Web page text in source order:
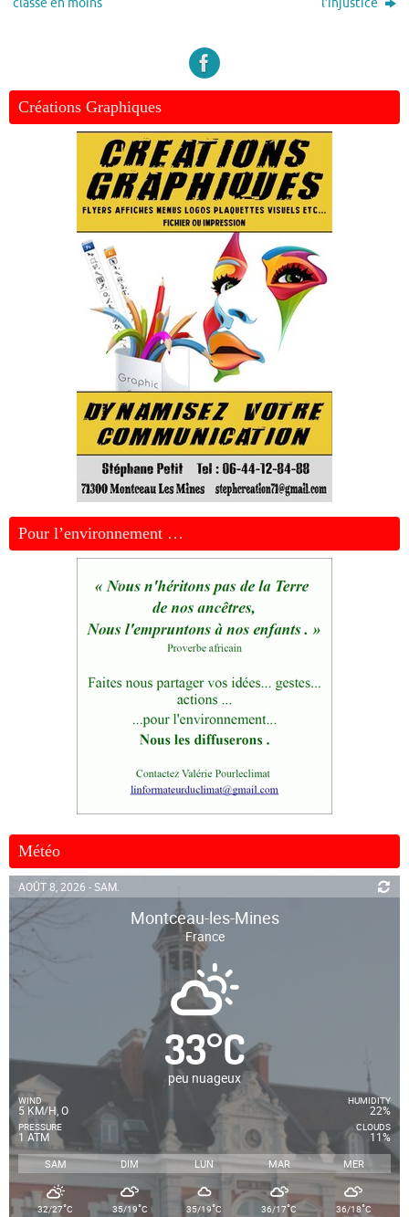
Créations Graphiques
Pour l’environnement …
Météo
AOÛT 8, 2026 - SAM.
Montceau-les-Mines
France
33°C
peu nuageux
WIND
5 KM/H, O
PRESSURE
1 ATM
HUMIDITY
22%
CLOUDS
11%
SAM DIM LUN MAR MER
32/27°C 35/19°C 35/19°C 36/17°C 36/18°C